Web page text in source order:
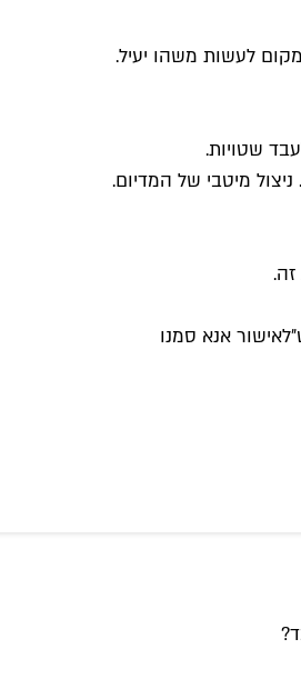
לעשות משהו יעיל.
שטויות.
מיטבי של המדיום.
זה.
לאישור אנא סמנו